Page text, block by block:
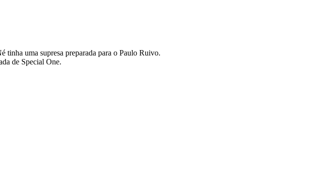
tinha uma supresa preparada para o Paulo Ruivo.
de Special One.